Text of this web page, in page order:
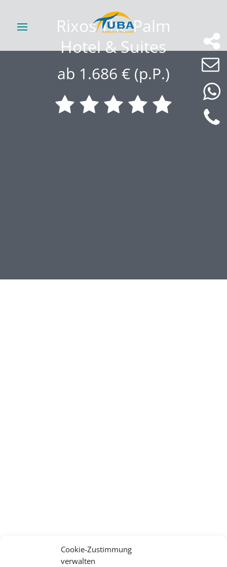
Cookie-Zustimmung
verwalten
Rixos The Palm
Hotel & Suites
ab 1.686 € (p.P.)